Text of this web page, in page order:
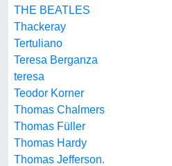
THE BEATLES
Thackeray
Tertuliano
Teresa Berganza
teresa
Teodor Korner
Thomas Chalmers
Thomas Füller
Thomas Hardy
Thomas Jefferson.